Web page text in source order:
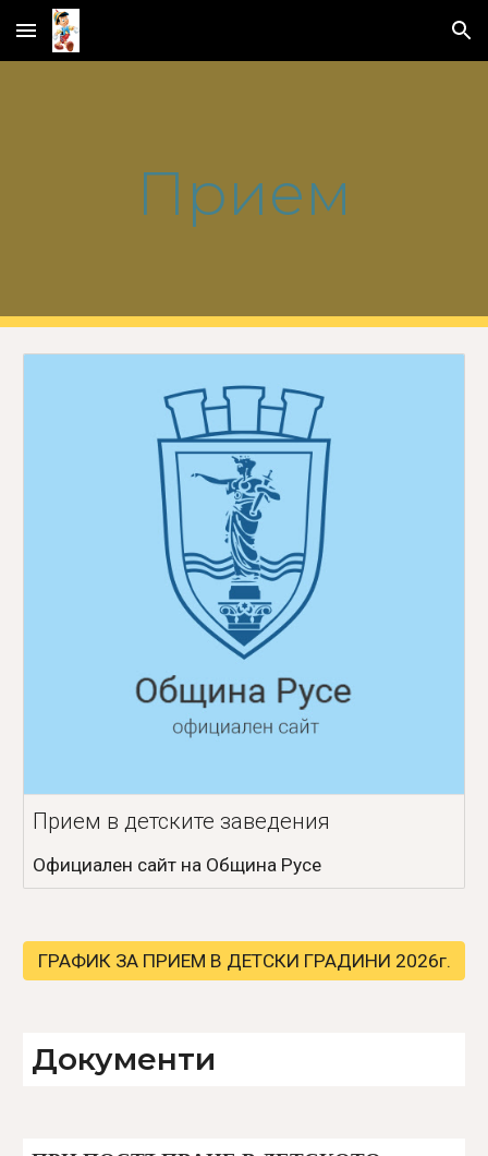
Skip to main content Skip to navigation
Прием
Прием в детските заведения
Официален сайт на Община Русе
ГРАФИК ЗА ПРИЕМ В ДЕТСКИ ГРАДИНИ 2026г.
Документи